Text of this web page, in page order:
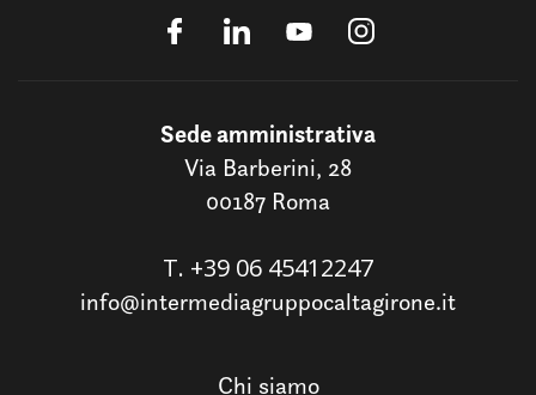
Sede amministrativa
Via Barberini, 28
00187 Roma
T. +39 06 45412247
info@intermediagruppocaltagirone.it
Chi siamo